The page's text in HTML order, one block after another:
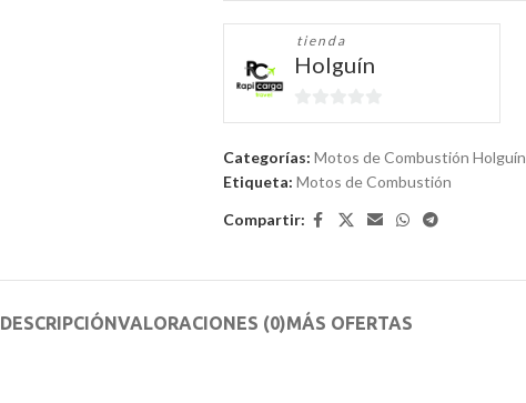
tienda
Holguín
0
Categorías: Motos de Combustión Holguín
Etiqueta: Motos de Combustión
Compartir:
DESCRIPCIÓNVALORACIONES (0)MÁS OFERTAS